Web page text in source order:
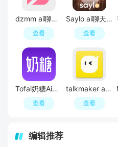
dzmm ai聊天电子魅魔
查看
Saylo ai聊天软件(复活版)
查看
Tofai奶糖Ai官方版
查看
talkmaker ai软件中文版
查看
编辑推荐